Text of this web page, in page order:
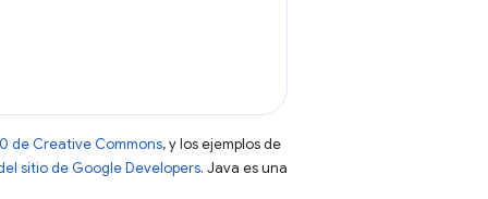
de Creative Commons, y los ejemplos de
sitio de Google Developers. Java es una